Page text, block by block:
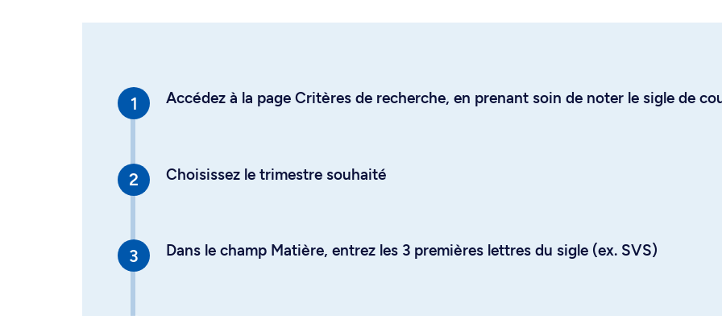
Accédez à la page Critères de recherche, en prenant soin de noter le sigle de
Choisissez le trimestre souhaité
Dans le champ Matière, entrez les 3 premières lettres du sigle (ex. SVS)